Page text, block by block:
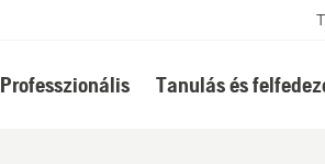
Professzionális Tanulás és